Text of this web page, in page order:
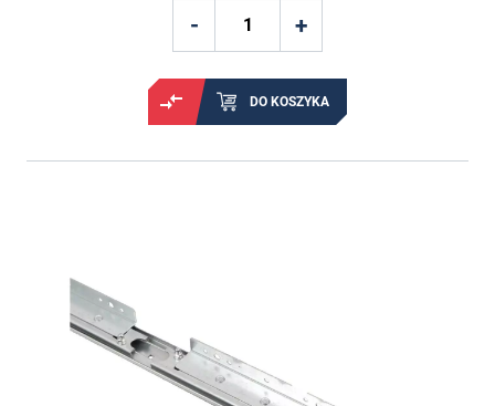
DO KOSZYKA